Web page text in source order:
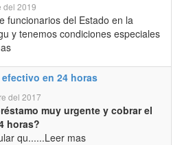
del 2019
funcionarios del Estado en la
y tenemos condiciones especiales
en 24 horas
del 2017
muy urgente y cobrar el
horas?
qu......Leer mas